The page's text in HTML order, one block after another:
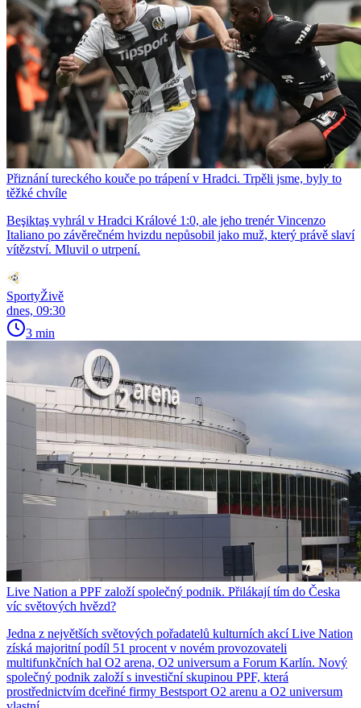
Přiznání tureckého kouče po trápení v Hradci. Trpěli jsme, byly to
těžké chvíle
Beşiktaş vyhrál v Hradci Králové 1:0, ale jeho trenér Vincenzo
Italiano po závěrečném hvizdu nepůsobil jako muž, který právě slaví
vítězství. Mluvil o utrpení.
SportyŽivě
dnes, 09:30
3 min
Live Nation a PPF založí společný podnik. Přilákají tím do Česka
víc světových hvězd?
Jedna z největších světových pořadatelů kulturních akcí Live Nation
získá majoritní podíl 51 procent v novém provozovateli
multifunkčních hal O2 arena, O2 universum a Forum Karlín. Nový
společný podnik založí s investiční skupinou PPF, která
prostřednictvím dceřiné firmy Bestsport O2 arenu a O2 universum